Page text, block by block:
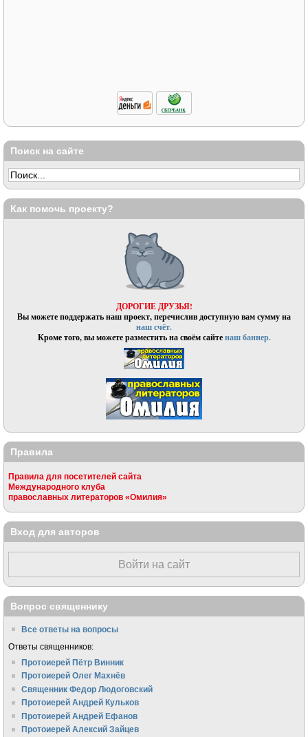
Поиск на сайте
Как помочь проекту?
ДОРОГИЕ ДРУЗЬЯ!
Вы можете поддержать наш проект, перечислив доступную вам сумму на
наш счёт.
Кроме того, вы можете разместить на своём сайтенаш баннер.
Правила
Правила для посетителей сайта
Международного клуба
православных литераторов «Омилия»
Вход для авторов
Войти на сайт
Вопрос священнику
Все ответы на вопросы
Ответы священников:
Протоиерей Пётр Винник
Протоиерей Олег Махнёв
Священник Федор Людоговский
Протоиерей Андрей Кульков
Протоиерей Андрей Ефанов
Протоиерей Алексий Зайцев